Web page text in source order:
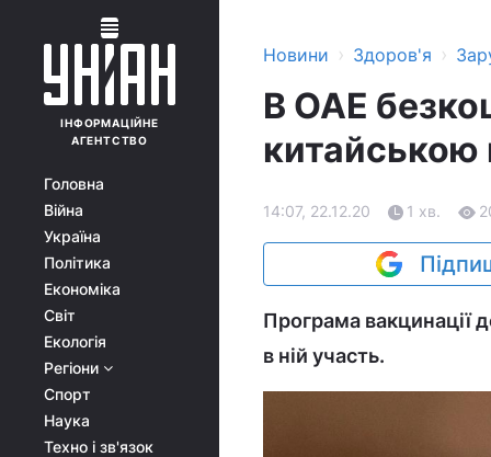
ІНФОРМАЦІЙНЕ
АГЕНТСТВО
Головна
Війна
Україна
Політика
Економіка
Світ
Екологія
Регіони
Спорт
Наука
Техно і зв'язок
Новини › Здоров'я ›
В ОАЕ
14:07, 22.12.20 1 хв.
Програма вакцинації
в ній участь.